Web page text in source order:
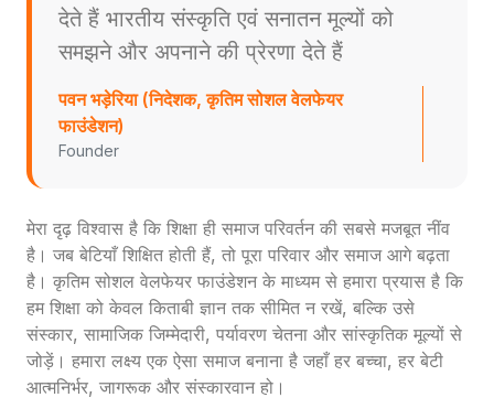
देते हैं भारतीय संस्कृति एवं सनातन मूल्यों को
समझने और अपनाने की प्रेरणा देते हैं
पवन भड़ेरिया (निदेशक, कृतिम सोशल वेलफेयर
फाउंडेशन)
Founder
मेरा दृढ़ विश्वास है कि शिक्षा ही समाज परिवर्तन की सबसे मजबूत नींव
है। जब बेटियाँ शिक्षित होती हैं, तो पूरा परिवार और समाज आगे बढ़ता
है। कृतिम सोशल वेलफेयर फाउंडेशन के माध्यम से हमारा प्रयास है कि
हम शिक्षा को केवल किताबी ज्ञान तक सीमित न रखें, बल्कि उसे
संस्कार, सामाजिक जिम्मेदारी, पर्यावरण चेतना और सांस्कृतिक मूल्यों से
जोड़ें। हमारा लक्ष्य एक ऐसा समाज बनाना है जहाँ हर बच्चा, हर बेटी
आत्मनिर्भर, जागरूक और संस्कारवान हो।